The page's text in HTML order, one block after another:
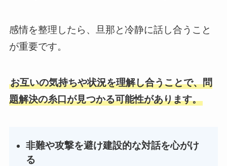
感情を整理したら、旦那と冷静に話し合うこと
が重要です。
お互いの気持ちや状況を理解し合うことで、問
題解決の糸口が見つかる可能性があります。
非難や攻撃を避け建設的な対話を心がけ
る